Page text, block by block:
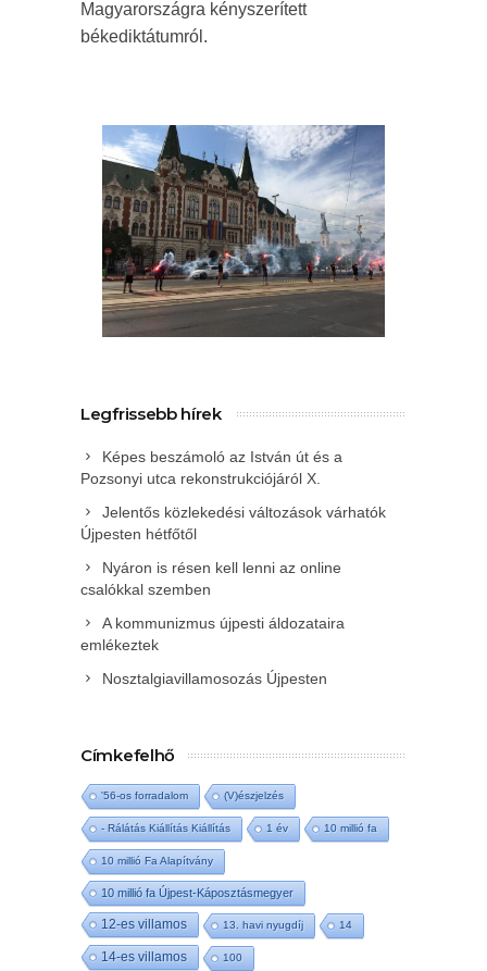
Magyarországra kényszerített
békediktátumról.
Legfrissebb hírek
Képes beszámoló az István út és a
Pozsonyi utca rekonstrukciójáról X.
Jelentős közlekedési változások várhatók
Újpesten hétfőtől
Nyáron is résen kell lenni az online
csalókkal szemben
A kommunizmus újpesti áldozataira
emlékeztek
Nosztalgiavillamosozás Újpesten
Címkefelhő
'56-os forradalom (V)észjelzés
- Rálátás Kiállítás Kiállítás 1 év 10 millió fa
10 millió Fa Alapítvány
10 millió fa Újpest-Káposztásmegyer
12-es villamos 13. havi nyugdíj 14
14-es villamos 100